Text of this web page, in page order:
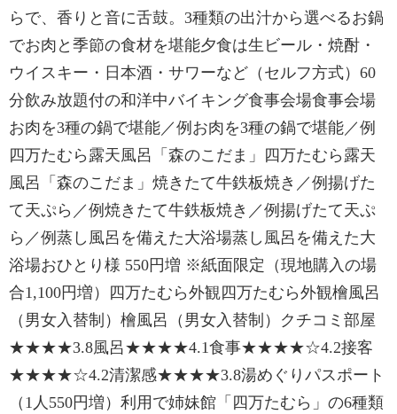
らで、香りと音に舌鼓。3種類の出汁から選べるお鍋
でお肉と季節の食材を堪能夕食は生ビール・焼酎・
ウイスキー・日本酒・サワーなど（セルフ方式）60
分飲み放題付の和洋中バイキング食事会場食事会場
お肉を3種の鍋で堪能／例お肉を3種の鍋で堪能／例
四万たむら露天風呂「森のこだま」四万たむら露天
風呂「森のこだま」焼きたて牛鉄板焼き／例揚げた
て天ぷら／例焼きたて牛鉄板焼き／例揚げたて天ぷ
ら／例蒸し風呂を備えた大浴場蒸し風呂を備えた大
浴場おひとり様 550円増 ※紙面限定（現地購入の場
合1,100円増）四万たむら外観四万たむら外観檜風呂
（男女入替制）檜風呂（男女入替制）クチコミ部屋
★★★★3.8風呂★★★★4.1食事★★★★☆4.2接客
★★★★☆4.2清潔感★★★★3.8湯めぐりパスポート
（1人550円増）利用で姉妹館「四万たむら」の6種類